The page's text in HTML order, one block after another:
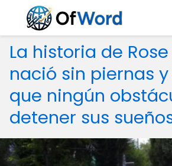
La historia de
nació sin piernas
que ningún
detener sus